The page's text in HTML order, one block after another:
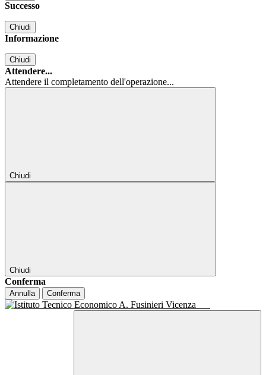
Successo
Chiudi
Informazione
Chiudi
Attendere...
Attendere il completamento dell'operazione...
Chiudi
Chiudi
Conferma
Annulla Conferma